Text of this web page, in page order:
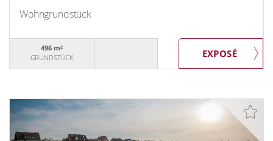
Wohngrundstück
496 m²
GRUNDSTÜCK